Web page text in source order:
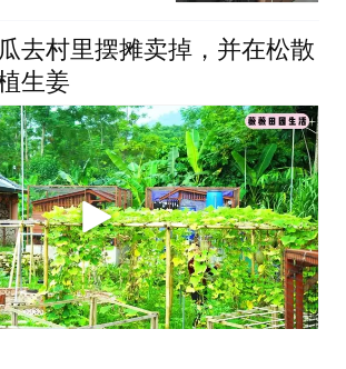
去村里摆摊卖掉，并在松散
生姜